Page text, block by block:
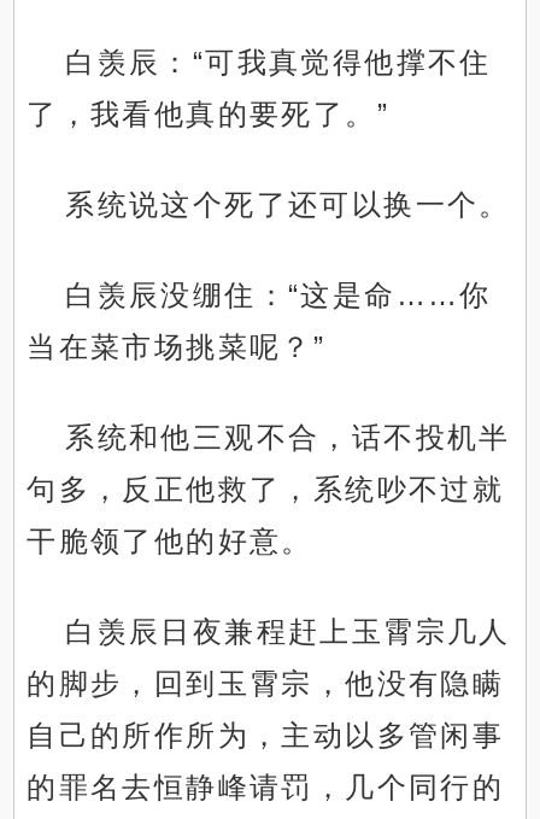
白羡辰：“可我真觉得他撑不住
了，我看他真的要死了。”
系统说这个死了还可以换一个。
白羡辰没绷住：“这是命……你
当在菜市场挑菜呢？”
系统和他三观不合，话不投机半
句多，反正他救了，系统吵不过就
干脆领了他的好意。
白羡辰日夜兼程赶上玉霄宗几人
的脚步，回到玉霄宗，他没有隐瞒
自己的所作所为，主动以多管闲事
的罪名去恒静峰请罚，几个同行的